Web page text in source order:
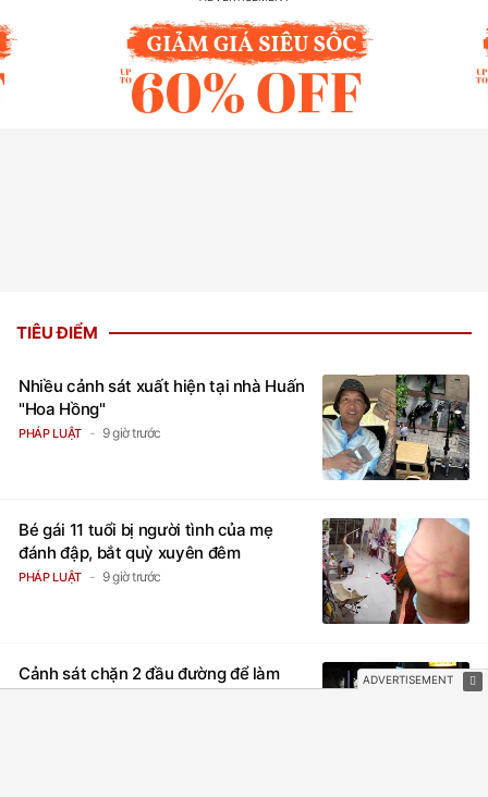
TIÊU ĐIỂM
Nhiều cảnh sát xuất hiện tại nhà Huấn
"Hoa Hồng"
PHÁP LUẬT 9 giờ trước
Bé gái 11 tuổi bị người tình của mẹ
đánh đập, bắt quỳ xuyên đêm
PHÁP LUẬT 9 giờ trước
Cảnh sát chặn 2 đầu đường để làm
việc tại nhà Huấn "Hoa Hồng"